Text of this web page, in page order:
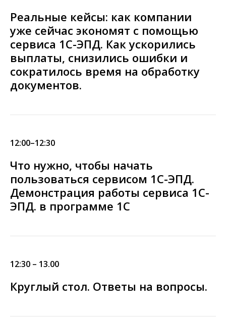
Реальные кейсы: как компании
уже сейчас экономят с помощью
сервиса 1С-ЭПД. Как ускорились
выплаты, снизились ошибки и
сократилось время на обработку
документов.
12:00–12:30
Что нужно, чтобы начать
пользоваться сервисом 1С-ЭПД.
Демонстрация работы сервиса 1С-
ЭПД. в программе 1С
12:30 – 13.00
Круглый стол. Ответы на вопросы.